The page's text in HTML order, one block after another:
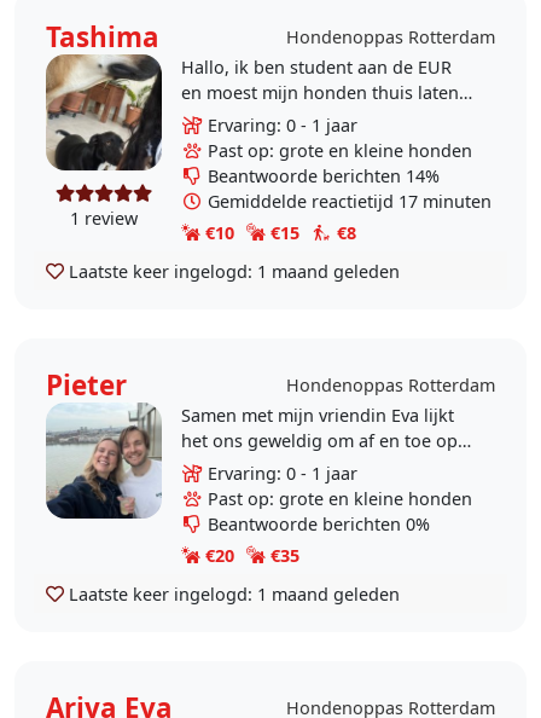
Tashima Hondenoppas Rotterdam
1 review
Hallo, ik ben student aan de EUR
en moest mijn honden thuis laten
toen ik hier ben verhuisd. Ik hou
veel van honden en vind het super
leuk om met ze..
Ervaring: 0 - 1 jaar
Past op: grote en kleine honden
Beantwoorde berichten 14%
Gemiddelde reactietijd 17 minuten
€10
€15
€8
Laatste keer ingelogd: 1 maand geleden
Pieter
Hondenoppas Rotterdam
Samen met mijn vriendin Eva lijkt
het ons geweldig om af en toe op
een hond in de buurt te kunnen
passen. We werken vaak thuis en
het lijkt ons super..
Ervaring: 0 - 1 jaar
Past op: grote en kleine honden
Beantwoorde berichten 0%
€20
€35
Laatste keer ingelogd: 1 maand geleden
Ariya Eva
Hondenoppas Rotterdam